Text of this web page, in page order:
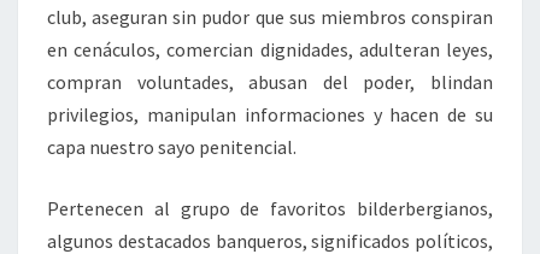
club, aseguran sin pudor que sus miembros conspiran
en cenáculos, comercian dignidades, adulteran leyes,
compran voluntades, abusan del poder, blindan
privilegios, manipulan informaciones y hacen de su
capa nuestro sayo penitencial.
Pertenecen al grupo de favoritos bilderbergianos,
algunos destacados banqueros, significados políticos,